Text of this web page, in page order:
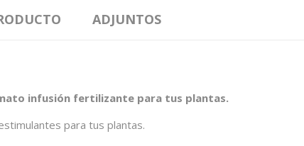
ADJUNTOS
infusión fertilizante para tus plantas.
para tus plantas.